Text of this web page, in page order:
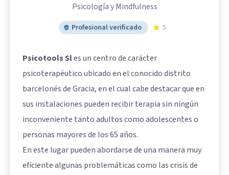
Psicología y Mindfulness
Profesional verificado 5
Psicotools Sles un centro de carácter
psicoterapéutico ubicado en el conocido distrito
barcelonés de Gracia, en el cual cabe destacar que en
sus instalaciones pueden recibir terapia sin ningún
inconveniente tanto adultos como adolescentes o
personas mayores de los 65 años.
En este lugar pueden abordarse de una manera muy
eficiente algunas problemáticas como las crisis de